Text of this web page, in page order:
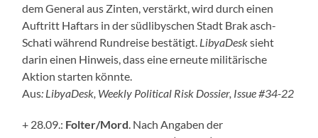
dem General aus Zinten, verstärkt ,wird durch einen
Auftritt Haftars in der südlibyschen Stadt Brak asch-
Schatiwährend Rundreise bestätigt LibyaDesksieht
darin einen Hinweis, dass eine erneute militärische
Aktion starten könnte.
Aus: LibyaDesk, Weekly Political Risk Dossier, Issue #34-22
+ 28.09.: Folter/Mord . Nach Angaben der